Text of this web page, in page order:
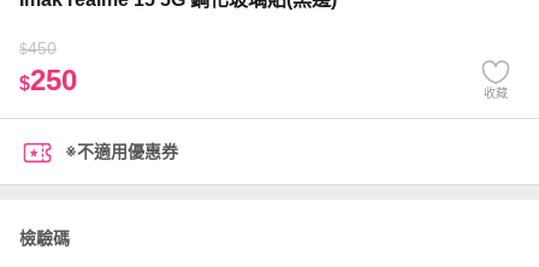
$450
$250 收藏
※不適用優惠券
檢驗碼